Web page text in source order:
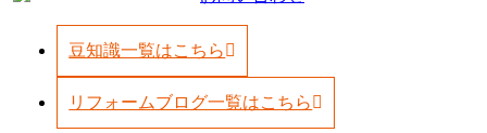
豆知識一覧はこちら
リフォームブログ一覧はこちら